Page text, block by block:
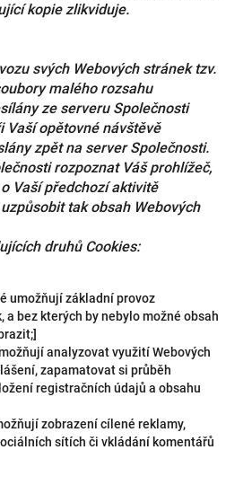
kopie zlikviduje.
svých Webových stránek tzv.
malého rozsahu
ze serveru Společnosti
Vaší opětovné návštěvě
zpět na server Společnosti.
rozpoznat Váš prohlížeč,
Vaší předchozí aktivitě
tak obsah Webových
druhů Cookies:
umožňují základní provoz
a bez kterých by nebylo možné obsah
analyzovat využití Webových
zapamatovat si průběh
registračních údajů a obsahu
zobrazení cílené reklamy,
sítích či vkládání komentářů